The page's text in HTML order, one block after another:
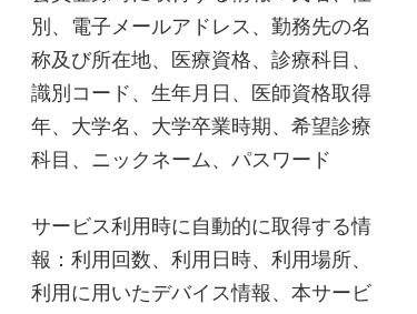
別、電子メールアドレス、勤務先の名
称及び所在地、医療資格、診療科目、
識別コード、生年月日、医師資格取得
年、大学名、大学卒業時期、希望診療
科目、ニックネーム、パスワード
サービス利用時に自動的に取得する情
報：利用回数、利用日時、利用場所、
利用に用いたデバイス情報、本サービ